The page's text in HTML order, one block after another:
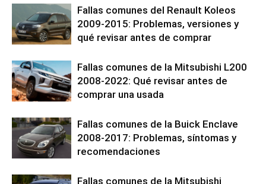
Fallas comunes del Renault Koleos
2009-2015: Problemas, versiones y
qué revisar antes de comprar
Fallas comunes de la Mitsubishi L200
2008-2022: Qué revisar antes de
comprar una usada
Fallas comunes de la Buick Enclave
2008-2017: Problemas, síntomas y
recomendaciones
Fallas comunes de la Mitsubishi